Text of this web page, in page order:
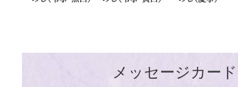
メッセージカー